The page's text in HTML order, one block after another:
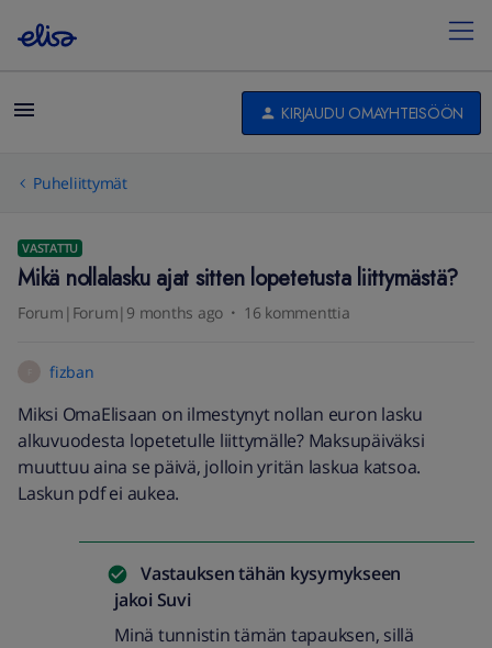
KIRJAUDU OMAYHTEISÖÖN
Puheliittymät
VASTATTU
Mikä nollalasku ajat sitten lopetetusta liittymästä?
Forum|Forum|9 months ago 16 kommenttia
fizban
Miksi OmaElisaan on ilmestynyt nollan euron lasku
alkuvuodesta lopetetulle liittymälle? Maksupäiväksi
muuttuu aina se päivä, jolloin yritän laskua katsoa.
Laskun pdf ei aukea.
Vastauksen tähän kysymykseen
jakoi Suvi
Minä tunnistin tämän tapauksen, sillä